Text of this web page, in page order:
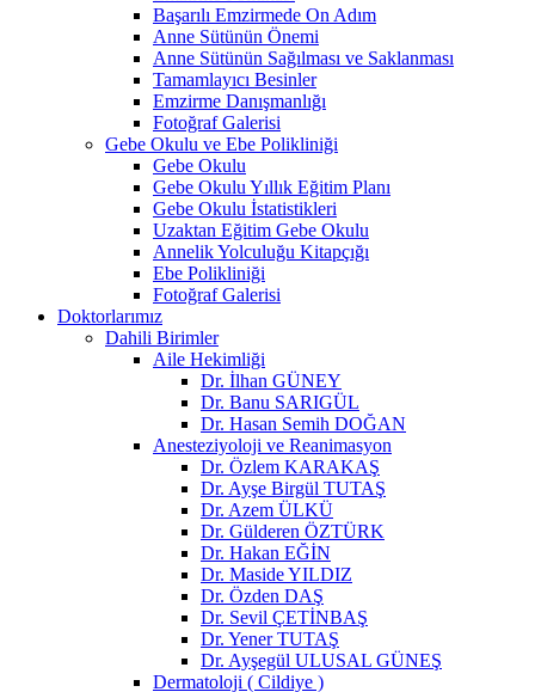
Başarılı Emzirmede On Adım
Anne Sütünün Önemi
Anne Sütünün Sağılması ve Saklanması
Tamamlayıcı Besinler
Emzirme Danışmanlığı
Fotoğraf Galerisi
Gebe Okulu ve Ebe Polikliniği
Gebe Okulu
Gebe Okulu Yıllık Eğitim Planı
Gebe Okulu İstatistikleri
Uzaktan Eğitim Gebe Okulu
Annelik Yolculuğu Kitapçığı
Ebe Polikliniği
Fotoğraf Galerisi
Doktorlarımız
Dahili Birimler
Aile Hekimliği
Dr. İlhan GÜNEY
Dr. Banu SARIGÜL
Dr. Hasan Semih DOĞAN
Anesteziyoloji ve Reanimasyon
Dr. Özlem KARAKAŞ
Dr. Ayşe Birgül TUTAŞ
Dr. Azem ÜLKÜ
Dr. Gülderen ÖZTÜRK
Dr. Hakan EĞİN
Dr. Maside YILDIZ
Dr. Özden DAŞ
Dr. Sevil ÇETİNBAŞ
Dr. Yener TUTAŞ
Dr. Ayşegül ULUSAL GÜNEŞ
Dermatoloji ( Cildiye )